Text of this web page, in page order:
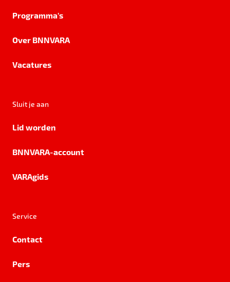
Programma's
Over BNNVARA
Vacatures
Sluit je aan
Lid worden
BNNVARA-account
VARAgids
Service
Contact
Pers